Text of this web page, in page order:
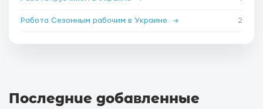
Работа Сезонным рабочим в Украине → 2
Последние добавленные